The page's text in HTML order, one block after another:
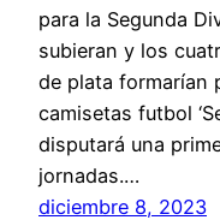
para la Segunda
subieran y los
de plata formarían
camisetas futbol
disputará una
jornadas.…
diciembre 8, 2023